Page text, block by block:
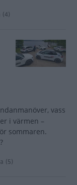
(4)
vass
i värmen –
sommaren.
(5)